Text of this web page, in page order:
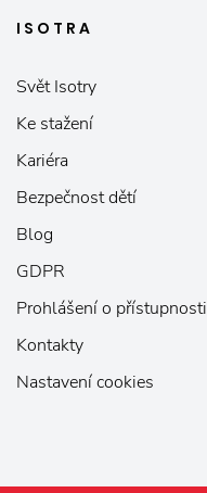
ISOTRA
Svět Isotry
Ke stažení
Kariéra
Bezpečnost dětí
Blog
GDPR
Prohlášení o přístupnosti
Kontakty
Nastavení cookies